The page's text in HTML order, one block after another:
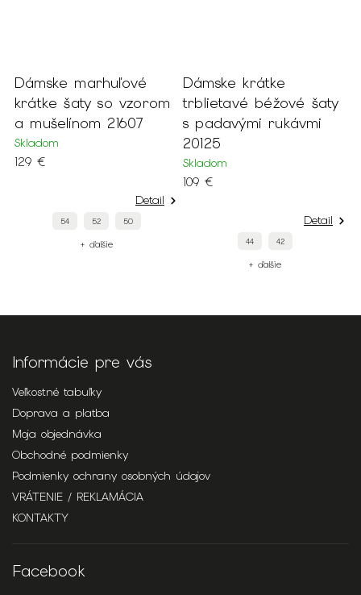
Dámske marhuľové
krátke šaty so vzorom
a mušelínom 21607
Skladom
129 €
Detail
54 52 50
+ ďalšie
Dámske krátke
trblietavé béžové šaty
s padavými rukávmi
20125
Skladom
109 €
Detail
44 42
+ ďalšie
Informácie pre vás
Veľkostné tabuľky
Doprava a platba
Moja objednávka
Obchodné podmienky
Podmienky ochrany osobných údajov
VRÁTENIE / REKLAMÁCIA
KONTAKTY
Facebook